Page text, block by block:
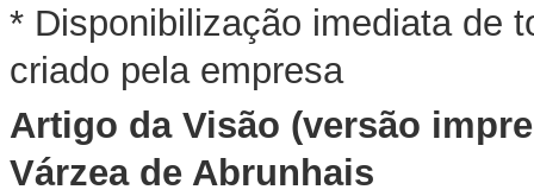
* Disponibilização imediata de
criado pela empresa
Artigo da Visão (versão
Várzea de Abrunhais